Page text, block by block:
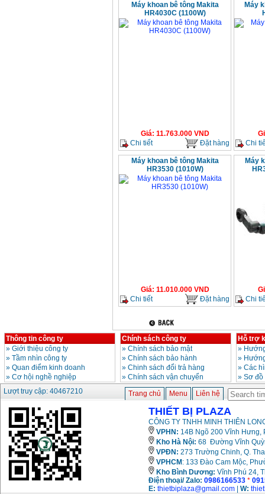
Máy khoan bê tông Makita
HR4030C (1100W)
Giá: 11.763.000VND
Chi tiết
Đặt hàng
Máy
Chi
Máy khoan bê tông Makita
HR3530 (1010W)
Giá: 11.010.000VND
Chi tiết
Đặt hàng
Máy
Chi
Thông tin công ty
» Giới thiệu công ty
» Tầm nhìn công ty
» Quan điểm kinh doanh
» Cơ hội nghề nghiệp
Chính sách công ty
» Chính sách bảo mật
» Chính sách bảo hành
» Chinh sách đổi trả hàng
» Chính sách vận chuyển
Hỗ trợ
»
»
» Các
» Sơ
Lượt truy cập: 40467210
Trang chủ Menu Liên hệ
THIẾT BỊ PLAZA
CÔNG TY TNHH MINH THIÊN
VPHN: 14B Ngõ 200 Vĩnh Hưng,
Kho Hà Nội: 68 Đường Vĩnh
VPĐN: 273 Trường Chinh, Q.
VPHCM : 133 Đào Cam Mộc,
Kho Bình Dương: Vĩnh Phú 24,
Điện thoại/ Zalo: 0986166533 *
E: thietbiplaza@gmail.com W: